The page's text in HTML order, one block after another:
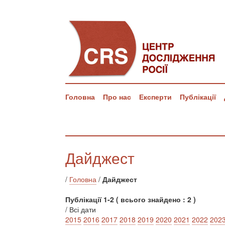
Головна Про нас Експерти Публікації
Дайджест
/ Головна / Дайджест
Публікації 1-2 ( всього знайдено : 2 )
/ Всі дати
2015 2016 2017 2018 2019 2020 2021 2022